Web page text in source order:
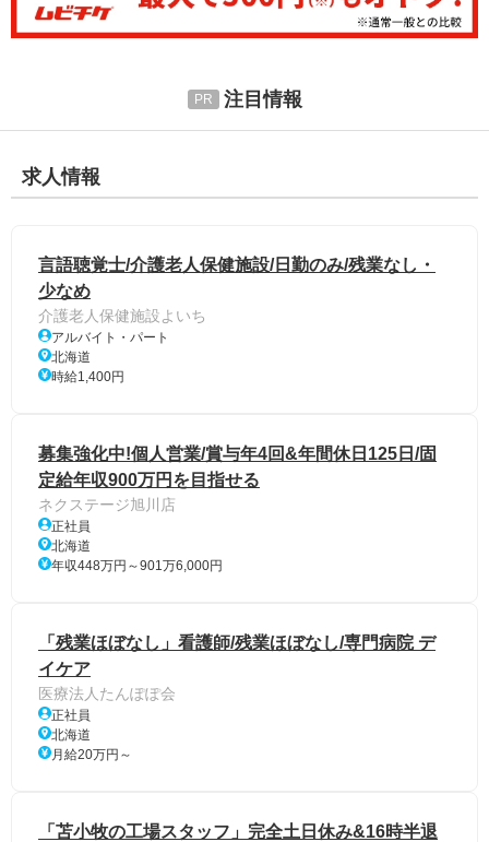
注目情報
求人情報
言語聴覚士/介護老人保健施設/日勤のみ/残業なし・
少なめ
介護老人保健施設よいち
アルバイト・パート
北海道
時給1,400円
募集強化中!個人営業/賞与年4回&年間休日125日/固
定給年収900万円を目指せる
ネクステージ旭川店
正社員
北海道
年収448万円～901万6,000円
「残業ほぼなし」看護師/残業ほぼなし/専門病院 デ
イケア
医療法人たんぽぽ会
正社員
北海道
月給20万円～
「苫小牧の工場スタッフ」完全土日休み&16時半退